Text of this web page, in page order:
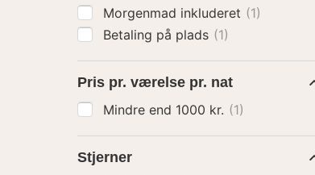
Morgenmad inkluderet (1)
Betaling på plads (1)
Pris pr. værelse pr. nat
Mindre end 1000 kr. (1)
Stjerner